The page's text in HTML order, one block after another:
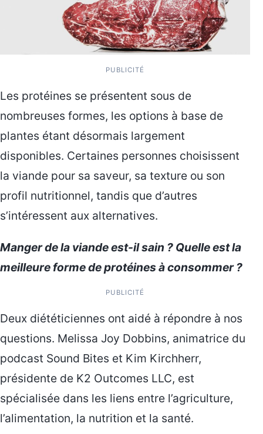
PUBLICITÉ
Les protéines se présentent sous de
nombreuses formes, les options à base de
plantes étant désormais largement
disponibles. Certaines personnes choisissent
la viande pour sa saveur, sa texture ou son
profil nutritionnel, tandis que d’autres
s’intéressent aux alternatives.
Manger de la viande est-il sain ? Quelle est la
meilleure forme de protéines à consommer ?
PUBLICITÉ
Deux diététiciennes ont aidé à répondre à nos
questions. Melissa Joy Dobbins, animatrice du
podcast Sound Bites et Kim Kirchherr,
présidente de K2 Outcomes LLC, est
spécialisée dans les liens entre l’agriculture,
l’alimentation, la nutrition et la santé.